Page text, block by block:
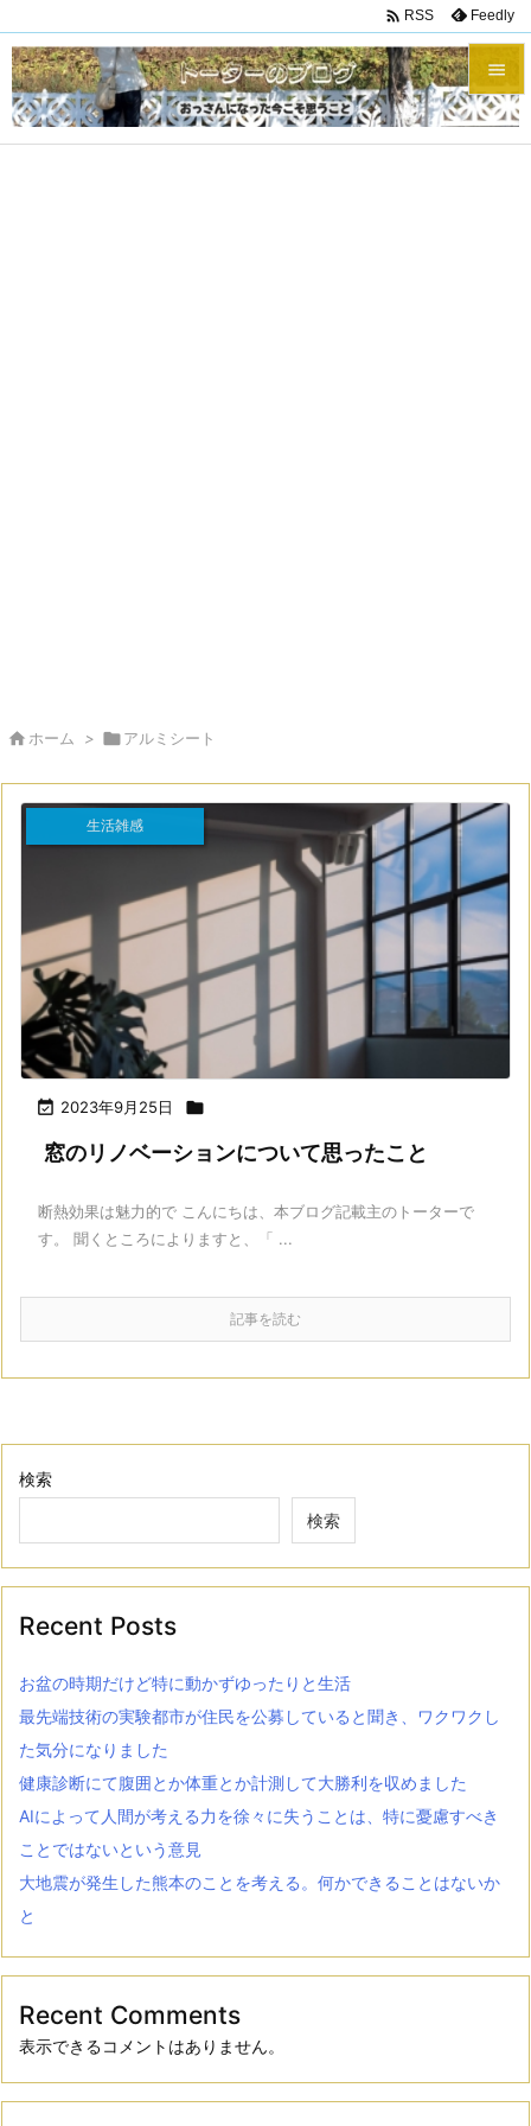


メニュ
 RSS Feedly
 ホーム > アルミシート
 2023年9月25日 
生活雑感
窓のリノベーションについて思ったこと
断熱効果は魅力的で こんにちは、本ブログ記載主のトーターで
す。 聞くところによりますと、「 ...
記事を読む
検索
検索
Recent Posts
お盆の時期だけど特に動かずゆったりと生活
最先端技術の実験都市が住民を公募していると聞き、ワクワクし
た気分になりました
健康診断にて腹囲とか体重とか計測して大勝利を収めました
AIによって人間が考える力を徐々に失うことは、特に憂慮すべき
ことではないという意見
大地震が発生した熊本のことを考える。何かできることはないか
と
Recent Comments
表示できるコメントはありません。